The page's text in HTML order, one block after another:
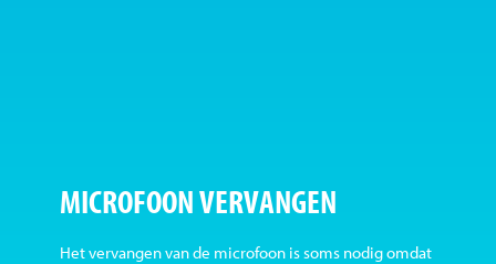
MICROFOON VERVANGEN
Het vervangen van de microfoon is soms nodig omdat